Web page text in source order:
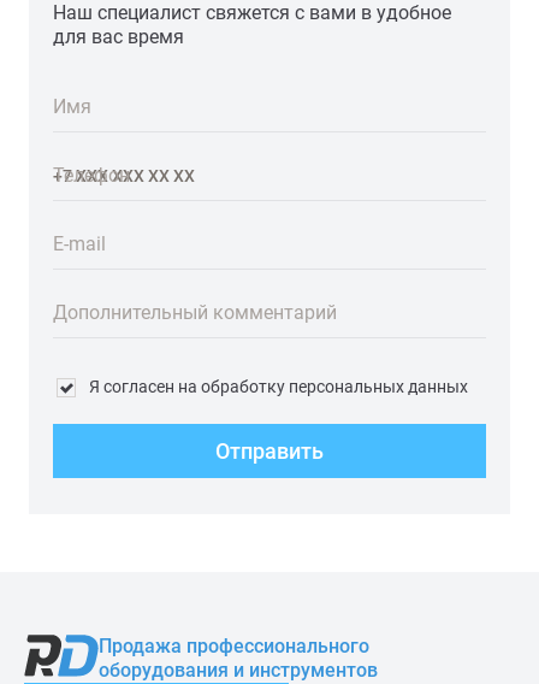
Наш специалист свяжется с вами в удобное
для вас время
Имя
Телефон
E-mail
Дополнительный комментарий
Я согласен на обработку персональных данных
Отправить
Продажа профессионального
оборудования и инструментов